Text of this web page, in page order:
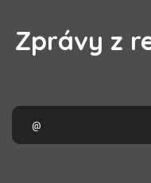
Zprávy z